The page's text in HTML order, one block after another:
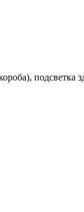
подсветка